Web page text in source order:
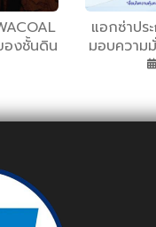
องชั้นดิน
ความ
!!
แอกซ่าปร
มอบความ